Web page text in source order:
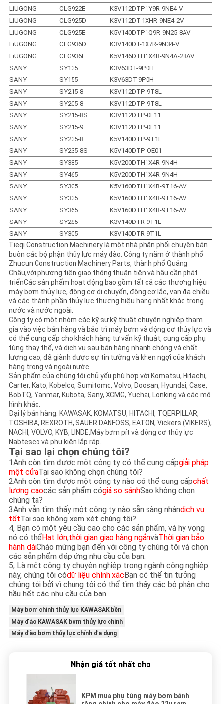
LiUGONG
CLG922E
K3V112DTP1Y9R-9NE4-V
LiUGONG
CLG925D
K3V112DT-1XHR-9NE4-2V
LiUGONG
CLG925E
K5V140DTP1Q9R-9N25-8AV
LiUGONG
CLG936D
K3V140DT-1X7R-9N34-V
LiUGONG
CLG936E
K5V146DTH1X4R-9N4A-28AV
SANY
SY135
K3V63DT-9P0H
SANY
SY155
K3V63DT-9P0H
SANY
SY215-8
K3V112DTP-9T8L
SANY
SY205-8
K3V112DTP-9T8L
SANY
SY215-8S
K3V112DTP-0E11
SANY
SY215-9
K3V112DTP-0E11
SANY
SY235-8
K5V140DTP-9T1L
SANY
SY235-8S
K5V140DTP-OE01
SANY
SY385
K5V200DTH1X4R-9N4H
SANY
SY465
K5V200DTH1X4R-9N4H
SANY
SY305
K5V160DTH1X4R-9T16-AV
SANY
SY335
K5V160DTH1X4R-9T16-AV
SANY
SY365
K5V160DTH1X4R-9T16-AV
SANY
SY285
K3V140DTR-9T1L
SANY
SY305 K3V140DTR-9T1L
Tieqi Construction Machinery là một nhà phân phối chuyên bán
buôn các bộ phận thủy lực máy đào. Công ty nằm ở thành phố
Zhucun Construction Machinery Parts, thành phố Quảng
Châu,với phương tiện giao thông thuận tiện và hậu cần phát
triểnCác sản phẩm hoạt động bao gồm tất cả các thương hiệu
máy bơm thủy lực, động cơ di chuyển, động cơ lắc, van đa chiều
và các thành phần thủy lực thương hiệu hạng nhất khác trong
nước và nước ngoài.
Công ty có một nhóm các kỹ sư kỹ thuật chuyên nghiệp tham
gia vào việc bán hàng và bảo trì máy bơm và động cơ thủy lực.và
có thể cung cấp cho khách hàng tư vấn kỹ thuật, cung cấp phụ
tùng thay thế, và dịch vụ sau bán hàng nhanh chóng và chất
lượng cao, đã giành được sự tin tưởng và khen ngợi của khách
hàng trong và ngoài nước.
Sản phẩm của chúng tôi chủ yếu phù hợp với Komatsu, Hitachi,
Carter, Kato, Kobelco, Sumitomo, Volvo, Doosan, Hyundai, Case,
BobTQ, Yanmar, Kubota, Sany, XCMG, Yuchai, Lonking và các mô
hình khác.
Đại lý bán hàng: KAWASAK, KOMATSU, HITACHI, TQERPILLAR,
TOSHIBA, REXROTH, SAUER DANFOSS, EATON, Vickers (VIKERS),
NACHI, VOLVO, KYB, LINDE,Máy bơm pít và động cơ thủy lực
Nabtesco và phụ kiện lắp ráp.
Tại sao lại chọn chúng tôi?
1Anh còn tìm được một công ty có thể cung cấpgiải pháp
một cửaTại sao không chọn chúng tôi?
2Anh còn tìm được một công ty nào có thể cung cấpchất
lượng caocác sản phẩm cógiá so sánhSao không chọn
chúng ta?
3Anh vẫn tìm thấy một công ty nào sẵn sàng nhậndịch vụ
tốtTại sao không xem xét chúng tôi?
4, Bạn có một yêu cầu cao cho các sản phẩm, và hy vọng
nó có thểHạt lớn,thời gian giao hàng ngắnvàThời gian bảo
hành dàiChào mừng bạn đến với công ty chúng tôi và chọn
các sản phẩm đáp ứng nhu cầu của bạn.
5, Là một công ty chuyên nghiệp trong ngành công nghiệp
này, chúng tôi códữ liệu chính xác Bạn có thể tin tưởng
chúng tôi bởi vì chúng tôi có thể tìm thấy các bộ phận cho
hầu hết các nhu cầu của bạn.
Máy bơm chính thủy lực KAWASAK bền
Máy đào KAWASAK bơm thủy lực chính
Máy đào bơm thủy lực chính đa dụng
Nhận giá tốt nhất cho
KPM mua phụ tùng máy bơm bánh